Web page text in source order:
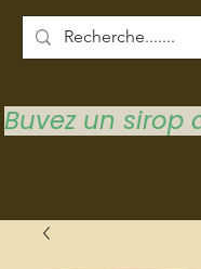
Buvez un sirop